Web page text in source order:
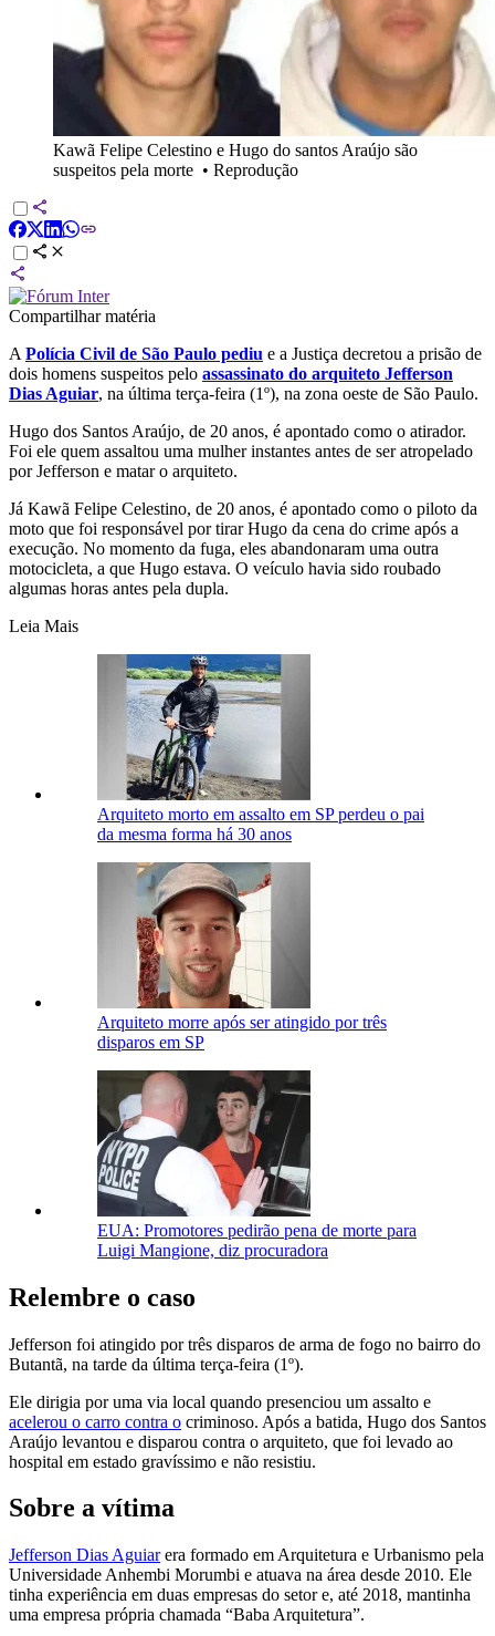
Kawã Felipe Celestino e Hugo do santos Araújo são
suspeitos pela morte • Reprodução
Compartilhar matéria
A Polícia Civil de São Paulo pediu e a Justiça decretou a prisão de
dois homens suspeitos pelo assassinato do arquiteto Jefferson
Dias Aguiar, na última terça-feira (1º), na zona oeste de São Paulo.
Hugo dos Santos Araújo, de 20 anos, é apontado como o atirador.
Foi ele quem assaltou uma mulher instantes antes de ser atropelado
por Jefferson e matar o arquiteto.
Já Kawã Felipe Celestino, de 20 anos, é apontado como o piloto da
moto que foi responsável por tirar Hugo da cena do crime após a
execução. No momento da fuga, eles abandonaram uma outra
motocicleta, a que Hugo estava. O veículo havia sido roubado
algumas horas antes pela dupla.
Leia Mais
Arquiteto morto em assalto em SP perdeu o pai
da mesma forma há 30 anos
Arquiteto morre após ser atingido por três
disparos em SP
EUA: Promotores pedirão pena de morte para
Luigi Mangione, diz procuradora
Relembre o caso
Jefferson foi atingido por três disparos de arma de fogo no bairro do
Butantã, na tarde da última terça-feira (1º).
Ele dirigia por uma via local quando presenciou um assalto e
acelerou o carro contra o criminoso. Após a batida, Hugo dos Santos
Araújo levantou e disparou contra o arquiteto, que foi levado ao
hospital em estado gravíssimo e não resistiu.
Sobre a vítima
Jefferson Dias Aguiarera formado em Arquitetura e Urbanismo pela
Universidade Anhembi Morumbi e atuava na área desde 2010. Ele
tinha experiência em duas empresas do setor e, até 2018, mantinha
uma empresa própria chamada “Baba Arquitetura”.